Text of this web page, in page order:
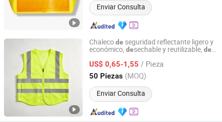
Enviar Consulta
Chalecode seguridad reflectante ligero y
económico, desechable y reutilizable, de
tráfico en construcción y trabajo en
carretera
US$ 0,65-1,55 / Pieza
50 Piezas (MOQ)
Enviar Consulta
Shaanxi Passion Safety Co., Ltd.
Shaanxi, China Desde 2026